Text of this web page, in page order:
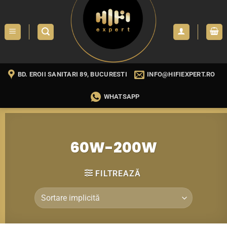
content
BD. EROII SANITARI 89, BUCURESTI INFO@HIFIEXPERT.RO
WHATSAPP
60W-200W
FILTREAZĂ